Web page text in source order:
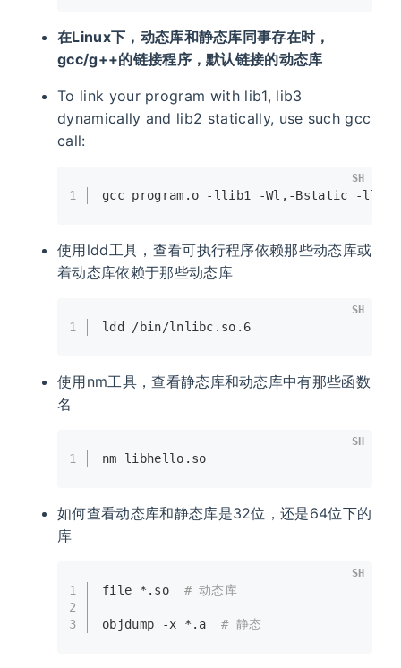
在Linux下，动态库和静态库同事存在时，
gcc/g++的链接程序，默认链接的动态库
To link your program with lib1, lib3
dynamically and lib2 statically, use such gcc
call:
1 gcc program.o -llib1 -Wl,-Bstatic -llib2
SH
使用ldd工具，查看可执行程序依赖那些动态库或
着动态库依赖于那些动态库
1 ldd /bin/lnlibc.so.6
SH
使用nm工具，查看静态库和动态库中有那些函数
名
1 nm libhello.so
SH
如何查看动态库和静态库是32位，还是64位下的
库
1
2
3
file *.so # 动态库
objdump -x *.a # 静态
SH